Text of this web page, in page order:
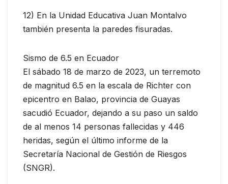
12) En la Unidad Educativa Juan Montalvo
también presenta la paredes fisuradas.
Sismo de 6.5 en Ecuador
El sábado 18 de marzo de 2023, un terremoto
de magnitud 6.5 en la escala de Richter con
epicentro en Balao, provincia de Guayas
sacudió Ecuador, dejando a su paso un saldo
de al menos 14 personas fallecidas y 446
heridas, según el último informe de la
Secretaría Nacional de Gestión de Riesgos
(SNGR).